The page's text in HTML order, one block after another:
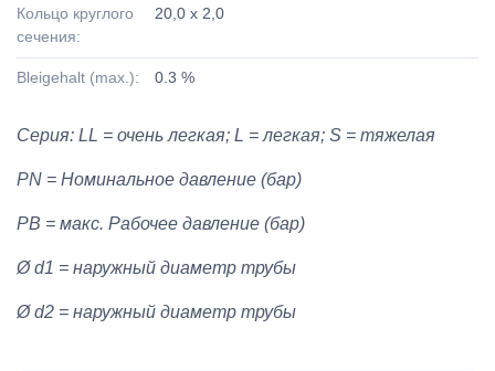
Кольцо круглого
сечения:
20,0 x 2,0
Bleigehalt (max.): 0.3 %
Серия: LL = очень легкая; L = легкая; S = тяжелая
PN = Номинальное давление (бар)
PB = макс. Рабочее давление (бар)
Ø d1 = наружный диаметр трубы
Ø d2 = наружный диаметр трубы